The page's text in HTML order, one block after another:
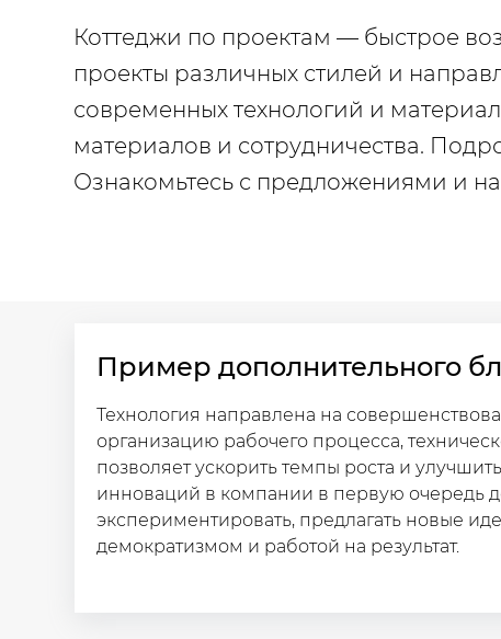
Коттеджи по проектам — быстрое
проекты различных стилей и
современных технологий и
материалов и сотрудничества.
Ознакомьтесь с предложениями и
Пример дополнительного
Технология направлена на
организацию рабочего процесса,
позволяет ускорить темпы роста и
инноваций в компании в первую очередь
экспериментировать, предлагать новые
демократизмом и работой на результат.